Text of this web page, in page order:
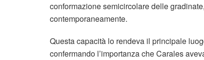
conformazione semicircolare delle
contemporaneamente.
Questa capacità lo rendeva il principale
confermando l’importanza che Carales